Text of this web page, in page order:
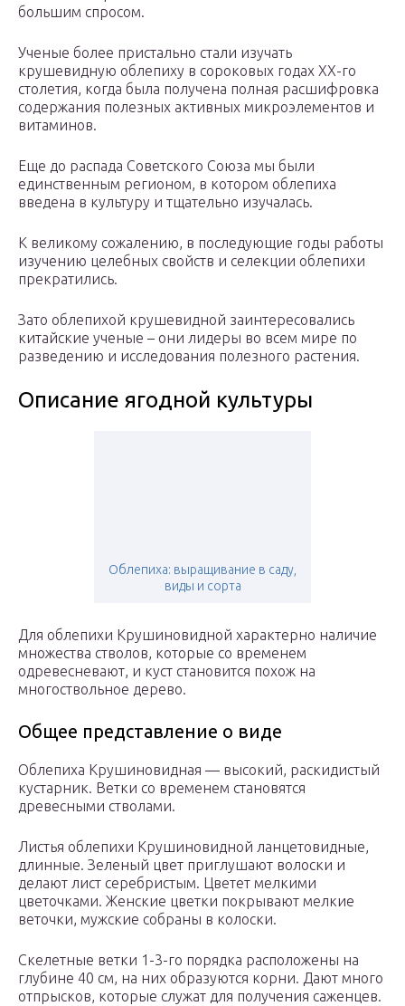
большим спросом.
Ученые более пристально стали изучать
крушевидную облепиху в сороковых годах XX-го
столетия, когда была получена полная расшифровка
содержания полезных активных микроэлементов и
витаминов.
Еще до распада Советского Союза мы были
единственным регионом, в котором облепиха
введена в культуру и тщательно изучалась.
К великому сожалению, в последующие годы работы
изучению целебных свойств и селекции облепихи
прекратились.
Зато облепихой крушевидной заинтересовались
китайские ученые – они лидеры во всем мире по
разведению и исследования полезного растения.
Описание ягодной культуры
Облепиха: выращивание в саду,
виды и сорта
Для облепихи Крушиновидной характерно наличие
множества стволов, которые со временем
одревесневают, и куст становится похож на
многоствольное дерево.
Общее представление о виде
Облепиха Крушиновидная — высокий, раскидистый
кустарник. Ветки со временем становятся
древесными стволами.
Листья облепихи Крушиновидной ланцетовидные,
длинные. Зеленый цвет приглушают волоски и
делают лист серебристым. Цветет мелкими
цветочками. Женские цветки покрывают мелкие
веточки, мужские собраны в колоски.
Скелетные ветки 1-3-го порядка расположены на
глубине 40 см, на них образуются корни. Дают много
отпрысков, которые служат для получения саженцев.